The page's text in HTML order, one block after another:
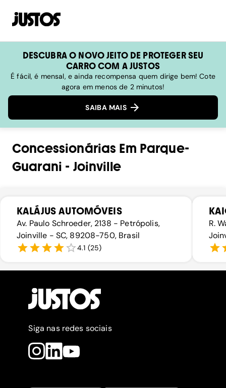
DESCUBRA O NOVO JEITO DE PROTEGER SEU
CARRO COM A JUSTOS
É fácil, é mensal, e ainda recompensa quem dirige bem! Cote
agora em menos de 2 minutos!
SAIBA MAIS
Concessionárias Em Parque-
Guarani - Joinville
KALÁJUS AUTOMÓVEIS
Av. Paulo Schroeder, 2138 - Petrópolis,
Joinville - SC, 89208-750, Brasil
4.1 (25)
R.
Siga nas redes sociais